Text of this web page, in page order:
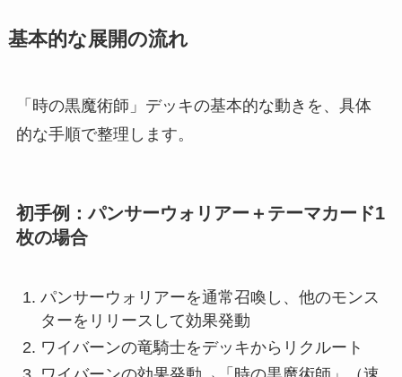
基本的な展開の流れ
「時の黒魔術師」デッキの基本的な動きを、具体
的な手順で整理します。
初手例：パンサーウォリアー＋テーマカード1
枚の場合
パンサーウォリアーを通常召喚し、他のモンス
ターをリリースして効果発動
ワイバーンの竜騎士をデッキからリクルート